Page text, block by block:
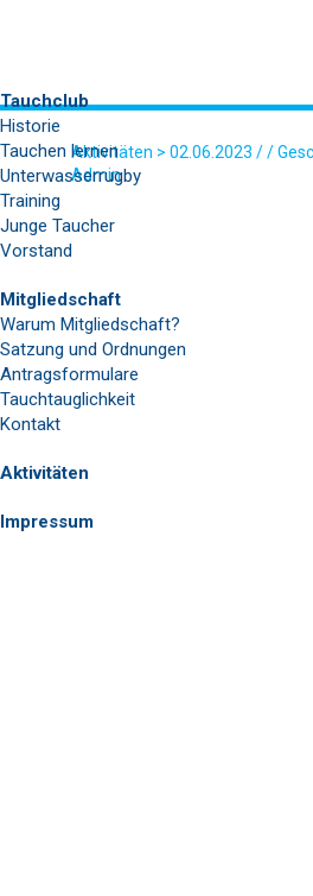
Tauchclub
Historie
Tauchen lernen
Unterwasserrugby
Training
Junge Taucher
Vorstand
Mitgliedschaft
Warum Mitgliedschaft?
Satzung und Ordnungen
Antragsformulare
Tauchtauglichkeit
Kontakt
Aktivitäten
Impressum
Aktivitäten > 02.06.2023 / /
Admin
GRAFIK-13